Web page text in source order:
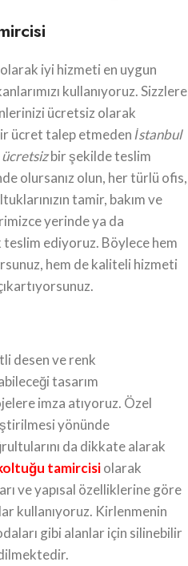
olarak iyi hizmeti en uygun
kullanıyoruz. Sizzlere
ücretsiz olarak
ücret talep etmeden İstanbul
bir şekilde teslim
olursanız olun, her türlü ofis,
tamir, bakım ve
yerinde ya da
ediyoruz. Böylece hem
hem de kaliteli hizmeti
desen ve renk
tasarım
imza atıyoruz. Özel
yönünde
da dikkate alarak
tamircisiolarak
ve yapısal özelliklerine göre
kullanıyoruz. Kirlenmenin
gibi alanlar için silinebilir